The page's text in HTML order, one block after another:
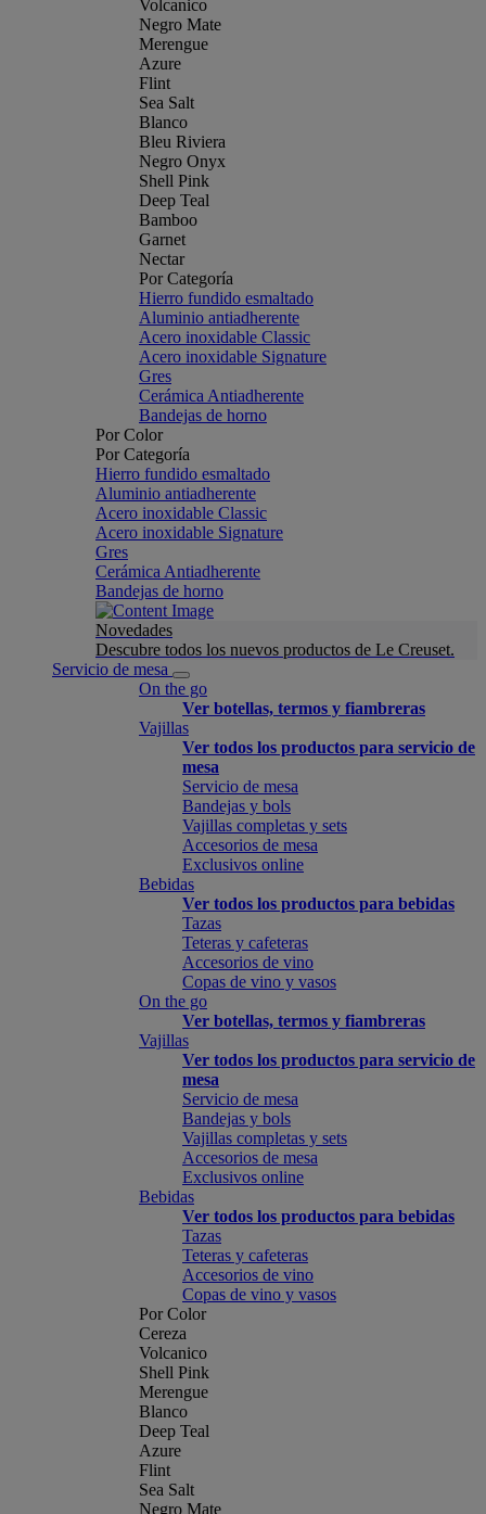
Volcanico
Negro Mate
Merengue
Azure
Flint
Sea Salt
Blanco
Bleu Riviera
Negro Onyx
Shell Pink
Deep Teal
Bamboo
Garnet
Nectar
Por Categoría
Hierro fundido esmaltado
Aluminio antiadherente
Acero inoxidable Classic
Acero inoxidable Signature
Gres
Cerámica Antiadherente
Bandejas de horno
Por Color
Por Categoría
Hierro fundido esmaltado
Aluminio antiadherente
Acero inoxidable Classic
Acero inoxidable Signature
Gres
Cerámica Antiadherente
Bandejas de horno
Novedades
Descubre todos los nuevos productos de Le Creuset.
Servicio de mesa
On the go
Ver botellas, termos y fiambreras
Vajillas
Ver todos los productos para servicio de
mesa
Servicio de mesa
Bandejas y bols
Vajillas completas y sets
Accesorios de mesa
Exclusivos online
Bebidas
Ver todos los productos para bebidas
Tazas
Teteras y cafeteras
Accesorios de vino
Copas de vino y vasos
On the go
Ver botellas, termos y fiambreras
Vajillas
Ver todos los productos para servicio de
mesa
Servicio de mesa
Bandejas y bols
Vajillas completas y sets
Accesorios de mesa
Exclusivos online
Bebidas
Ver todos los productos para bebidas
Tazas
Teteras y cafeteras
Accesorios de vino
Copas de vino y vasos
Por Color
Cereza
Volcanico
Shell Pink
Merengue
Blanco
Deep Teal
Azure
Flint
Sea Salt
Negro Mate